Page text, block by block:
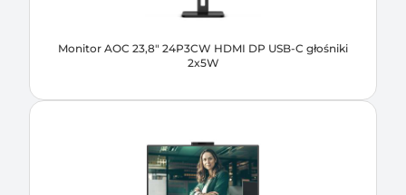
Monitor AOC 23,8" 24P3CW HDMI DP USB-C głośniki
2x5W